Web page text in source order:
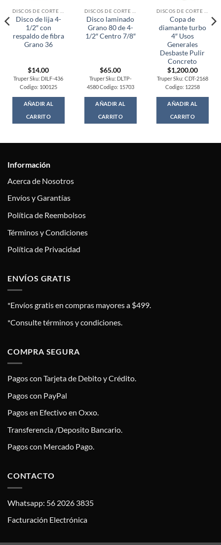
Disco de lija 4-
1/2″ con
respaldo de fibra
Grano 36
$14.00
Truper Sku: DILF-436
Codigo: 100125
AÑADIR AL
CARRITO
Disco laminado
Grano 80 de 4-
1/2″ Centro 7/8″
$65.00
Truper Sku: DLTP-
4580 Codigo: 15703
AÑADIR AL
CARRITO
Copa de
diamante turbo
4″ Usos
Generales
Desbaste Pulir
Concreto
$1,200.00
Truper Sku: CDT-2168
Codigo: 12258
AÑADIR AL
CARRITO
Información
Acerca de Nosotros
Envíos y Garantías
Política de Reembolsos
Términos y Condiciones
Política de Privacidad
ENVÍOS GRATIS
*Envíos gratis en compras mayores a $499.
*Consulte términos y condiciones.
COMPRA SEGURA
Pagos con Tarjeta de Debito y Crédito.
Pagos con PayPal
Pagos en Efectivo en Oxxo.
Transferencia /Deposito Bancario.
Pagos con Mercado Pago.
CONTACTO
Whatsapp: 56 2026 3835
Facturación Electrónica